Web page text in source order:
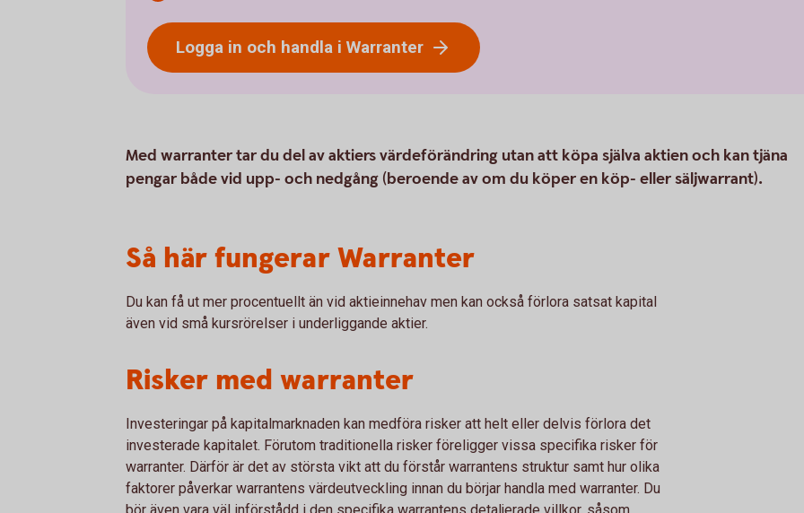
Logga in och handla i Warranter
Med warranter tar du del av aktiers värdeförändring utan att köpa själva aktien och kan tjäna
pengar både vid upp- och nedgång (beroende av om du köper en köp- eller säljwarrant).
Så här fungerar Warranter
Du kan få ut mer procentuellt än vid aktieinnehav men kan också förlora satsat kapital
även vid små kursrörelser i underliggande aktier.
Risker med warranter
Investeringar på kapitalmarknaden kan medföra risker att helt eller delvis förlora det
investerade kapitalet. Förutom traditionella risker föreligger vissa specifika risker för
warranter. Därför är det av största vikt att du förstår warrantens struktur samt hur olika
faktorer påverkar warrantens värdeutveckling innan du börjar handla med warranter. Du